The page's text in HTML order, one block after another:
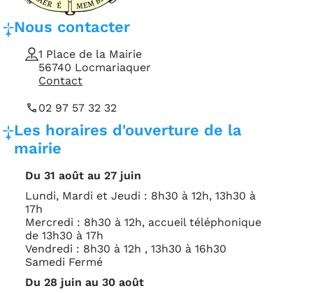
Coordonnées et horaires d'ouverture de la mairie
Adresse, téléphone et e-mail
Nous contacter
1 Place de la Mairie
56740 Locmariaquer
Contact
02 97 57 32 32
Horaires d'ouverture
Les horaires d'ouverture de la
mairie
Du 31 août au 27 juin
Lundi, Mardi et Jeudi : 8h30 à 12h, 13h30 à
17h
Mercredi : 8h30 à 12h, accueil téléphonique
de 13h30 à 17h
Vendredi : 8h30 à 12h , 13h30 à 16h30
Samedi Fermé
Du 28 juin au 30 août